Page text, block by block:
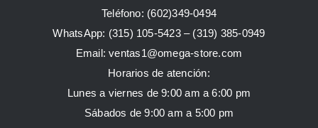
Teléfono: (602)349-0494
WhatsApp: (315) 105-5423 – (319) 385-0949
Email:ventas1@omega-store.com
Horarios de atención:
Lunes a viernes de 9:00 am a 6:00 pm
Sábados de 9:00 am a 5:00 pm